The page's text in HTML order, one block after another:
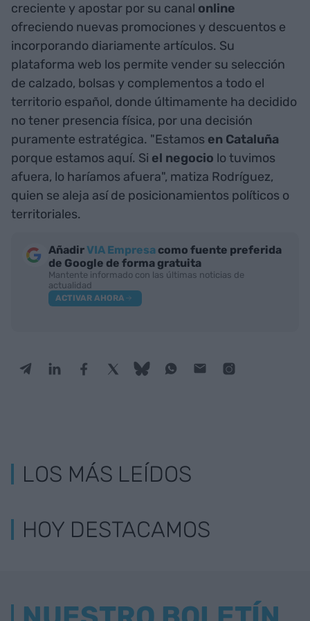
creciente y apostar por su canal online
ofreciendo nuevas promociones y descuentos e
incorporando diariamente artículos. Su
plataforma web los permite vender su selección
de calzado, bolsas y complementos a todo el
territorio español, donde últimamente ha decidido
no tener presencia física, por una decisión
puramente estratégica. "Estamos en Cataluña
porque estamos aquí. Si el negocio lo tuvimos
afuera, lo haríamos afuera", matiza Rodríguez,
quien se aleja así de posicionamientos políticos o
territoriales.
AñadirVIA Empresa como fuente preferida
de Google de forma gratuita
Mantente informado con las últimas noticias de
actualidad
ACTIVAR AHORA
LOS MÁS LEÍDOS
HOY DESTACAMOS